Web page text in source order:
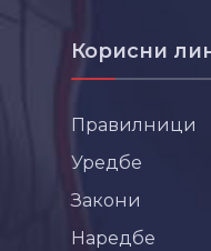
Корисни
Правилници
Уредбе
Закони
Наредбе